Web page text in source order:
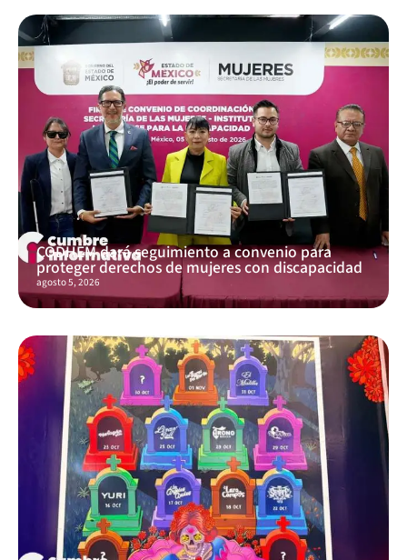
CODHEM dará seguimiento a convenio para
proteger derechos de mujeres con discapacidad
agosto 5, 2026